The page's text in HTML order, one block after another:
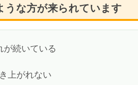
うな方が来られています
が続いている
上がれない